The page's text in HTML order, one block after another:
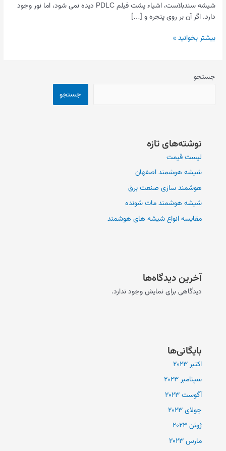
شیشه سندبلاست، اشیاء پشت فیلم PDLC دیده نمی شود، اما نور وجود
دارد. اگر آن بر روی پنجره و […]
بیشتر بخوانید »
جستجو
جستجو
نوشته‌های تازه
لیست قیمت
شیشه هوشمند اصفهان
هوشمند سازی صنعت برق
شیشه هوشمند مات شونده
مقایسه انواع شیشه های هوشمند
آخرین دیدگاه‌ها
دیدگاهی برای نمایش وجود ندارد.
بایگانی‌ها
اکتبر 2023
سپتامبر 2023
آگوست 2023
جولای 2023
ژوئن 2023
مارس 2023